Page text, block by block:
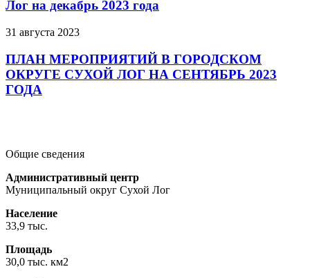
Лог на декабрь 2023 года
31 августа 2023
ПЛАН МЕРОПРИЯТИЙ В ГОРОДСКОМ
ОКРУГЕ СУХОЙ ЛОГ НА СЕНТЯБРЬ 2023
ГОДА
Общие сведения
Административный центр
Муниципальный округ Сухой Лог
Население
33,9 тыс.
Площадь
30,0 тыс. км2